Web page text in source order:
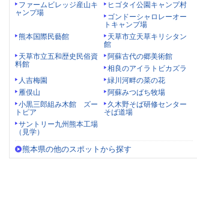
ファームビレッジ産山キ
ャンプ場
ヒゴタイ公園キャンプ村
ゴンドーシャロレーオー
トキャンプ場
熊本国際民藝館
天草市立天草キリシタン
館
天草市立五和歴史民俗資
料館
阿蘇古代の郷美術館
相良のアイラトビカズラ
人吉梅園
緑川河畔の菜の花
雁俣山
阿蘇みつばち牧場
小黒三郎組み木館 ズー
トピア
久木野そば研修センター
そば道場
サントリー九州熊本工場
（見学）
熊本県の他のスポットから探す